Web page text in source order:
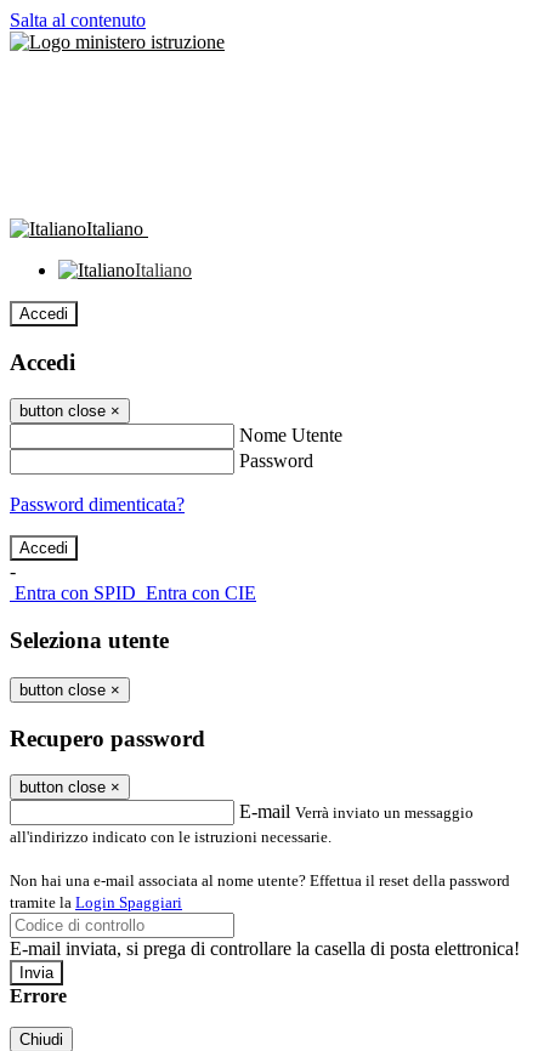
Salta al contenuto
Italiano
Italiano
Accedi
Accedi
button close ×
Nome Utente
Password
Password dimenticata?
-
Entra con SPID Entra con CIE
Seleziona utente
button close ×
Recupero password
button close ×
E-mail Verrà inviato un messaggio
all'indirizzo indicato con le istruzioni necessarie.
Non hai una e-mail associata al nome utente? Effettua il reset della password
tramite la Login Spaggiari
E-mail inviata, si prega di controllare la casella di posta elettronica!
Errore
Chiudi